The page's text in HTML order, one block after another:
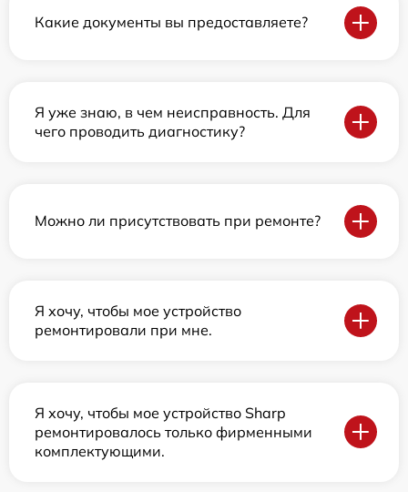
Какие документы вы предоставляете?
Я уже знаю, в чем неисправность. Для
чего проводить диагностику?
Можно ли присутствовать при ремонте?
Я хочу, чтобы мое устройство
ремонтировали при мне.
Я хочу, чтобы мое устройство Sharp
ремонтировалось только фирменными
комплектующими.